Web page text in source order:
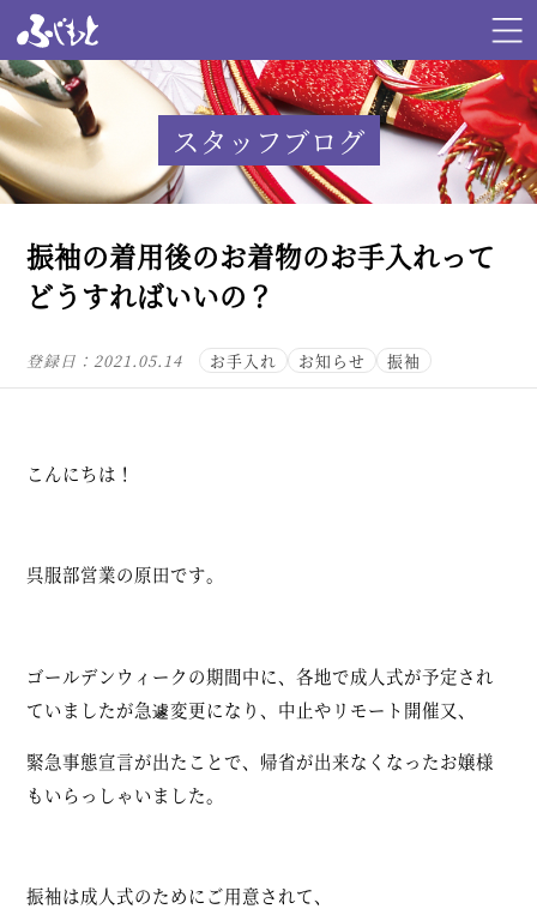
スタッフブログ
振袖の着用後のお着物のお手入れって
どうすればいいの？
登録日：2021.05.14 お手入れ お知らせ 振袖
こんにちは！
呉服部営業の原田です。
ゴールデンウィークの期間中に、各地で成人式が予定され
ていましたが急遽変更になり、中止やリモート開催又、
緊急事態宣言が出たことで、帰省が出来なくなったお嬢様
もいらっしゃいました。
振袖は成人式のためにご用意されて、